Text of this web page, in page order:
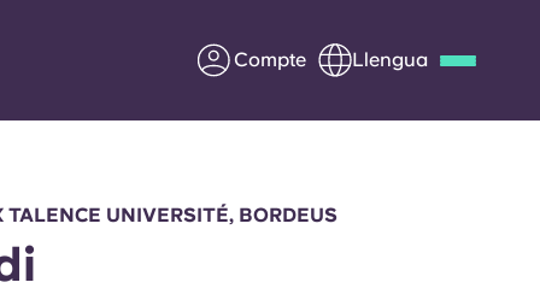
Compte Llengua
Apply Now
TALENCE UNIVERSITÉ, BORDEUS